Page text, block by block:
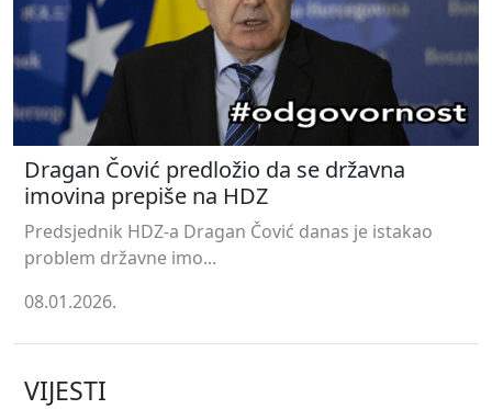
Dragan Čović predložio da se državna
imovina prepiše na HDZ
Predsjednik HDZ-a Dragan Čović danas je istakao
problem državne imo...
08.01.2026.
VIJESTI